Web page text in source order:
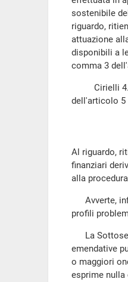
sostenibile
riguardo,
attuazione
disponibili a
comma 3
Cirielli 4.1,
dell'articolo 5
Al riguardo,
finanziari
alla
Avverte,
profili
La
emendative
o maggiori
esprime